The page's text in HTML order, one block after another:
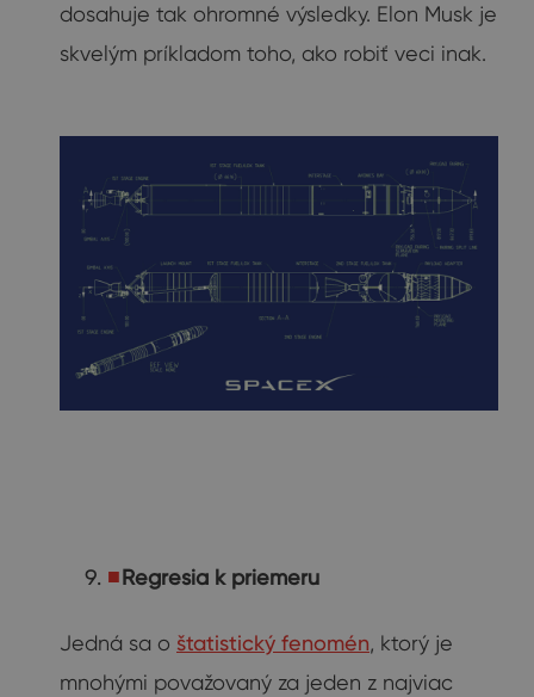
dosahuje tak ohromné výsledky. Elon Musk je
skvelým príkladom toho, ako robiť veci inak.
Regresia k priemeru
Jedná sa o štatistický fenomén, ktorý je
mnohými považovaný za jeden z najviac